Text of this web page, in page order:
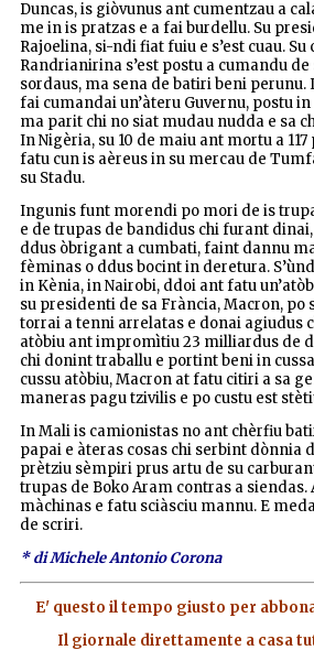
Duncas, is giòvunus ant cumentzau a
me in is pratzas e a fai burdellu. Su
Rajoelina, si-ndi fiat fuiu e s’est cuau.
Randrianirina s’est postu a cumandu de
sordaus, ma sena de batiri beni
fai cumandai un’àteru Guvernu, postu
ma parit chi no siat mudau nudda e sa
In Nigèria, su 10 de maiu ant mortu a
fatu cun is aèreus in su mercau de
su Stadu.
Ingunis funt morendi po mori de is
e de trupas de bandidus chi furant
ddus òbrigant a cumbati, faint dannu
fèminas o ddus bocint in deretura.
in Kènia, in Nairobi, ddoi ant fatu
su presidenti de sa Frància, Macron, po
torrai a tenni arrelatas e donai agiudus
atòbiu ant impromìtiu 23 milliardus de
chi donint traballu e portint beni in
cussu atòbiu, Macron at fatu citiri a sa
maneras pagu tzivilis e po custu est
In Mali is camionistas no ant chèrfiu
papai e àteras cosas chi serbint dònnia
prètziu sèmpiri prus artu de su
trupas de Boko Aram contras a
màchinas e fatu sciàsciu mannu. E
de scriri.
* di Michele Antonio Corona
E' questo il tempo giusto per
Il giornale direttamente a casa